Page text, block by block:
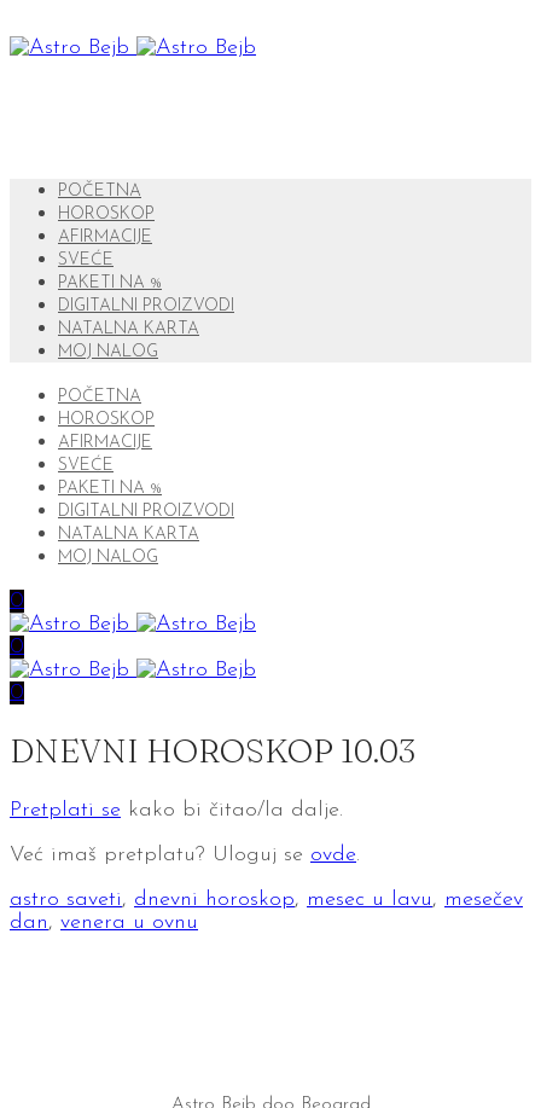
POČETNA
HOROSKOP
AFIRMACIJE
SVEĆE
PAKETI NA %
DIGITALNI PROIZVODI
NATALNA KARTA
MOJ NALOG
POČETNA
HOROSKOP
AFIRMACIJE
SVEĆE
PAKETI NA %
DIGITALNI PROIZVODI
NATALNA KARTA
MOJ NALOG
0
0
0
DNEVNI HOROSKOP 10.03
Pretplati se kako bi čitao/la dalje.
Već imaš pretplatu? Uloguj se ovde.
astro saveti, dnevni horoskop, mesec u lavu, mesečev
dan, venera u ovnu